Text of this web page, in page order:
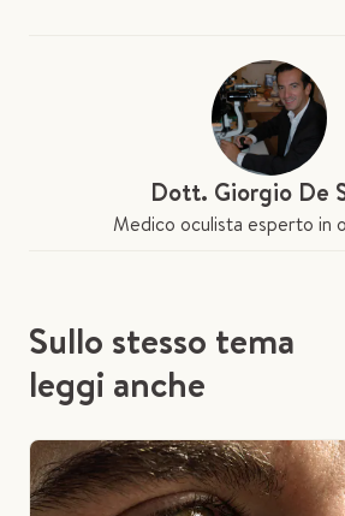
Dott. Giorgio De
Medico oculista esperto in
Sullo stesso tema
leggi anche